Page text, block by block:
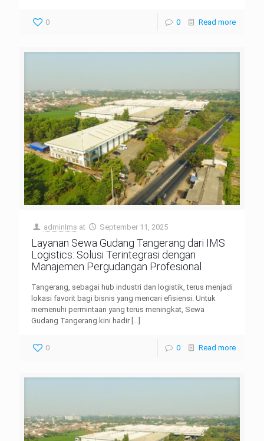
0 0 Read more
adminIms at September 11, 2025
Layanan Sewa Gudang Tangerang dari IMS
Logistics: Solusi Terintegrasi dengan
Manajemen Pergudangan Profesional
Tangerang, sebagai hub industri dan logistik, terus menjadi
lokasi favorit bagi bisnis yang mencari efisiensi. Untuk
memenuhi permintaan yang terus meningkat, Sewa
Gudang Tangerang kini hadir […]
0 0 Read more